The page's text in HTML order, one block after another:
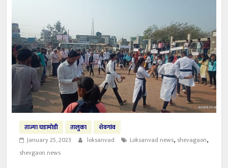
ताज्या घडामोडी तालुका
शेवगांव
January 25, 2023
loksanvad Loksanvad news, shevagaon,
shevgaon news